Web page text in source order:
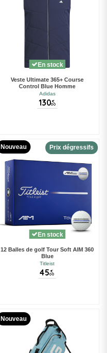
En stock
Veste Ultimate 365+ Course
Control Blue Homme
Adidas
130 €
00
Prix dégressifs
Nouveau
En stock
12 Balles de golf Tour Soft AIM 360
Blue
Titleist
45 €
00
Nouveau